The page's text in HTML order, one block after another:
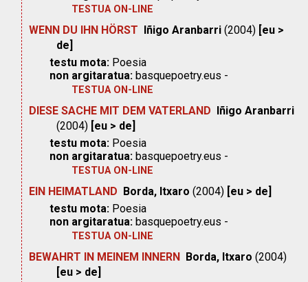
TESTUA ON-LINE
WENN DU IHN HÖRST Iñigo Aranbarri (2004) [eu >
de]
testu mota: Poesia
non argitaratua: basquepoetry.eus -
TESTUA ON-LINE
DIESE SACHE MIT DEM VATERLAND Iñigo Aranbarri
(2004) [eu > de]
testu mota: Poesia
non argitaratua: basquepoetry.eus -
TESTUA ON-LINE
EIN HEIMATLAND Borda, Itxaro (2004) [eu > de]
testu mota: Poesia
non argitaratua: basquepoetry.eus -
TESTUA ON-LINE
BEWAHRT IN MEINEM INNERN Borda, Itxaro (2004)
[eu > de]